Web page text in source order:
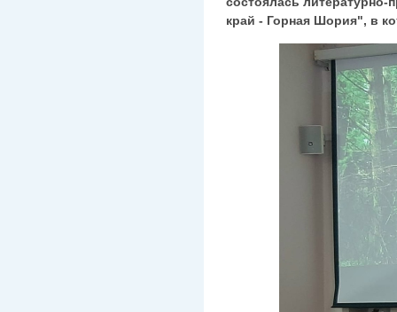
край - Горная Шория", в